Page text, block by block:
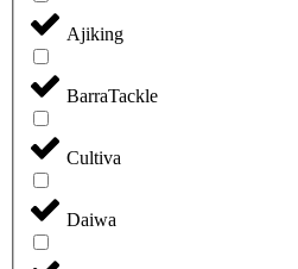
Ajiking
BarraTackle
Cultiva
Daiwa